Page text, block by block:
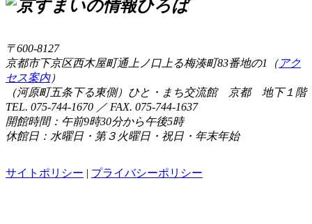
〒600-8127
京都市下京区西木屋町通上ノ口上る梅湊町83番地の1（ アク
セス案内）
（河原町五条下る東側）ひと・まち交流館 京都 地下１階
TEL. 075-744-1670 ／ FAX. 075-744-1637
開館時間：午前9時30分から午後5時
休館日：水曜日・第３火曜日・祝日・年末年始
サイトポリシー | プライバシーポリシー